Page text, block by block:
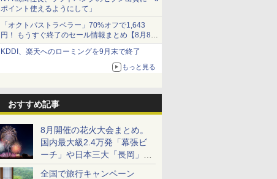
ポイント使えるようにして」
「オクトパストラベラー」70%オフで1,643
円！ もうすぐ終了のセール情報まとめ【8月8日
更新】
ニンテンドーeショップでは「大神 絶景版」が
KDDI、楽天へのローミングを9月末で終了
もっと見る
おすすめ記事
8月開催の花火大会まとめ。
国内最大級2.4万発「幕張ビ
ーチ」や日本三大「長岡」な
ど大型イベント目白押し！
全国で旅行キャンペーン